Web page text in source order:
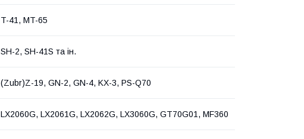
T-41, MT-65
SH-2, SH-41S та ін.
(Zubr)Z-19, GN-2, GN-4, KX-3, PS-Q70
LX2060G, LX2061G, LX2062G, LX3060G, GT70G01, MF360